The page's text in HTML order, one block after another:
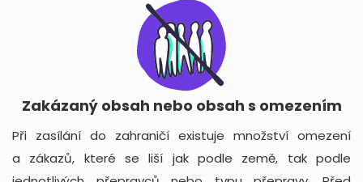
Zakázaný obsah nebo obsah s omezením
Při zasílání do zahraničí existuje množství omezení
a zákazů, které se liší jak podle země, tak podle